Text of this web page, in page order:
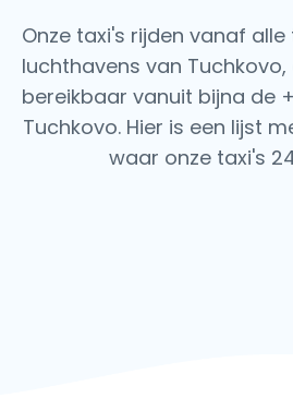
Onze taxi's rijden vanaf
luchthavens van
bereikbaar vanuit bijna de
Tuchkovo. Hier is een lijst
waar onze taxi's